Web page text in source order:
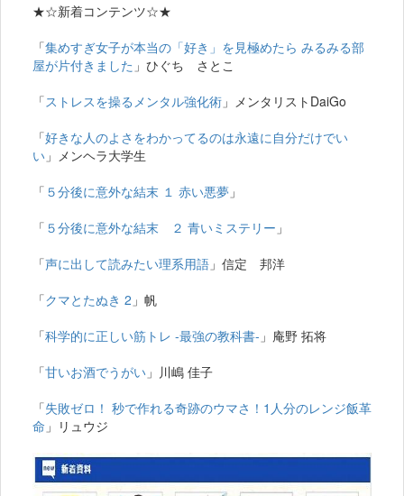
★☆新着コンテンツ☆★
「集めすぎ女子が本当の「好き」を見極めたら みるみる部
屋が片付きました 」ひぐち さとこ
「ストレスを操るメンタル強化術 」メンタリストDaiGo
「好きな人のよさをわかってるのは永遠に自分だけでい
い 」メンヘラ大学生
「 ５分後に意外な結末 １ 赤い悪夢 」
「 ５分後に意外な結末 ２ 青いミステリー 」
「声に出して読みたい理系用語 」信定 邦洋
「クマとたぬき 2 」帆
「科学的に正しい筋トレ -最強の教科書- 」庵野 拓将
「甘いお酒でうがい 」川嶋 佳子
「失敗ゼロ！ 秒で作れる奇跡のウマさ！1人分のレンジ飯革
命 」リュウジ